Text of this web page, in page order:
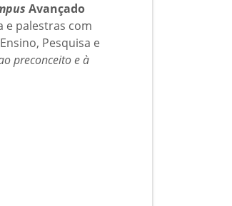
Avançado
e palestras com
Pesquisa e
preconceito e à